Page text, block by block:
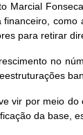
Marcial
para retirar
no
vir por meio
da base,